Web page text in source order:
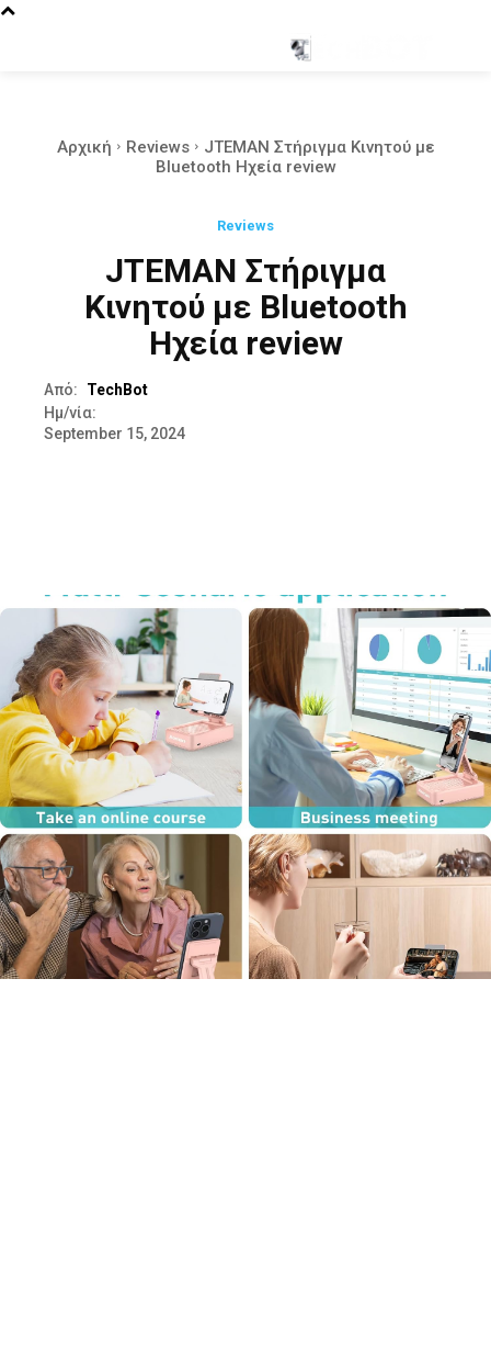
Αρχική Reviews
JTEMAN Στήριγμα Κινητού με
Bluetooth Ηχεία review
Reviews
JTEMAN Στήριγμα
Κινητού με Bluetooth
Ηχεία review
Από:
TechBot
Ημ/νία:
September 15, 2024